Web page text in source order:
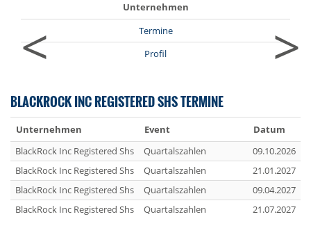
<
Unternehmen
Termine
Profil
>
BLACKROCK INC REGISTERED SHS TERMINE
Unternehmen Event
Datum
BlackRock Inc Registered Shs
Quartalszahlen
09.10.2026
BlackRock Inc Registered Shs
Quartalszahlen
21.01.2027
BlackRock Inc Registered Shs
Quartalszahlen
09.04.2027
BlackRock Inc Registered Shs
Quartalszahlen 21.07.2027